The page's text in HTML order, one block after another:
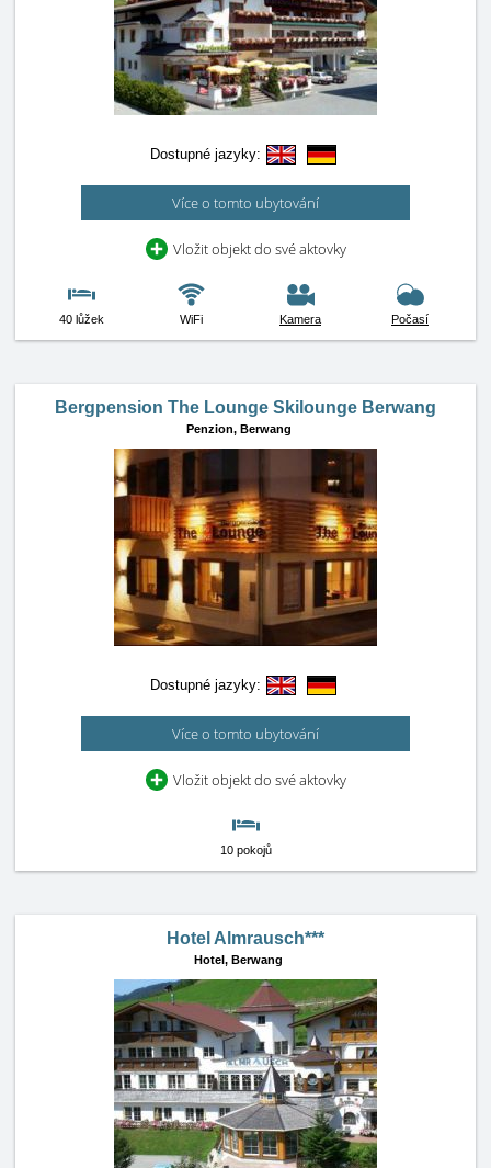
Dostupné jazyky:
Více o tomto ubytování
Vložit objekt do své aktovky
40 lůžek WiFi Kamera Počasí
Bergpension The Lounge Skilounge Berwang
Penzion, Berwang
Dostupné jazyky:
Více o tomto ubytování
Vložit objekt do své aktovky
10 pokojů
Hotel Almrausch***
Hotel, Berwang